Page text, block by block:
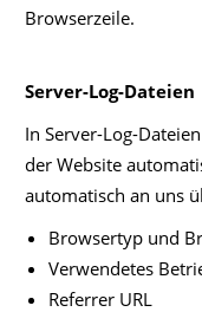
Browserzeile.
Server-Log-Dateien
In Server-Log-
der Website
automatisch an uns
Browsertyp und
Verwendetes
Referrer URL